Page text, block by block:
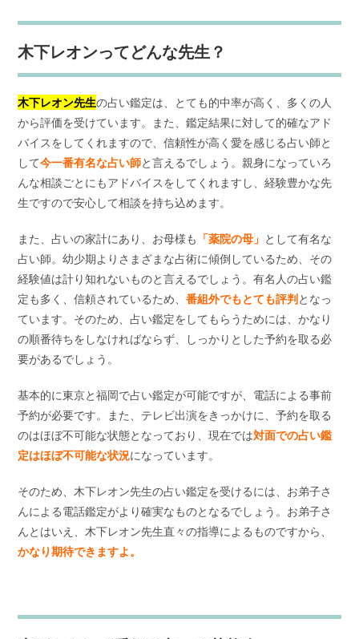
木下レオンってどんな先生？
木下レオン先生の占い鑑定は、とても的中率が高く、多くの人
から評価を受けています。また、鑑定結果に対して的確なアド
バイスをしてくれますので、信頼性が高く愛を感じる占い師と
して今一番有名な占い師と言えるでしょう。親身になっていろ
んな相談ごとにもアドバイスをしてくれますし、経験豊かな先
生ですので安心して相談を持ち込めます。
また、占いの家計にあり、お母様も 「薬院の母」 として有名な
占い師。幼少期よりさまざまな占術に傾倒しているため、その
経験値は計り知れないものと言えるでしょう。有名人の占い鑑
定も多く、信頼されているため、番組外でもとても評判となっ
ています。そのため、占い鑑定をしてもらうためには、かなり
の順番待ちをしなければならず、しっかりとした予約を取る必
要があるでしょう。
基本的に東京と福岡で占い鑑定が可能ですが、電話による事前
予約が必要です。また、テレビ出演をきっかけに、予約を取る
のはほぼ不可能な状態となっており、現在では対面での占い鑑
定はほぼ不可能な状況になっています。
そのため、木下レオン先生の占い鑑定を受けるには、お弟子さ
んによる電話鑑定がより確実なものとなるでしょう。お弟子さ
んとはいえ、木下レオン先生直々の指導によるものですから、
かなり期待できますよ。